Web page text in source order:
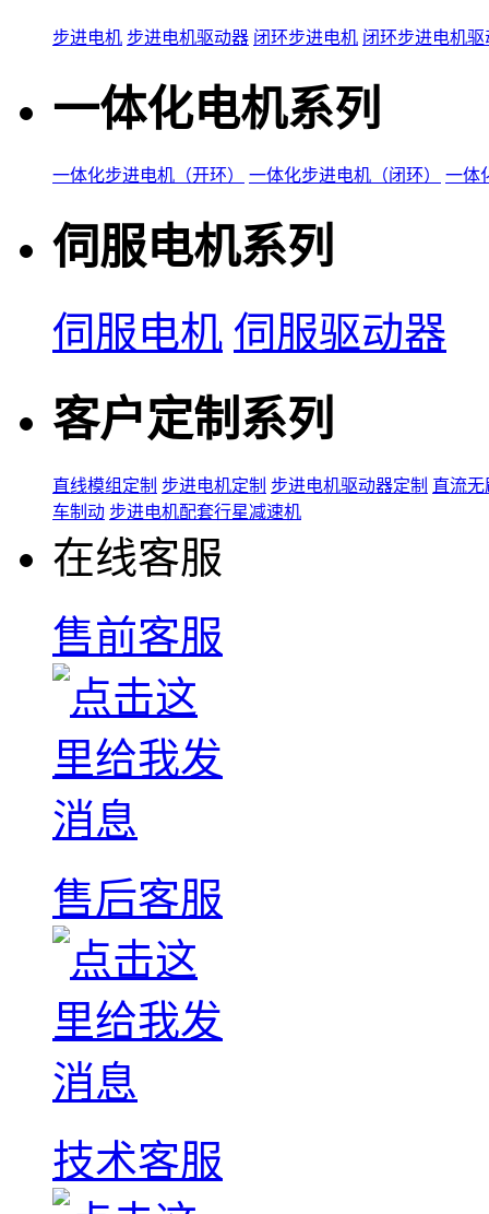
步进电机 步进电机驱动器 闭环步进电机 闭环步进电机驱
一体化电机系列
一体化步进电机（开环） 一体化步进电机（闭环） 一体
伺服电机系列
伺服电机 伺服驱动器
客户定制系列
直线模组定制 步进电机定制 步进电机驱动器定制 直流
车制动 步进电机配套行星减速机
在线客服
售前客服
售后客服
技术客服